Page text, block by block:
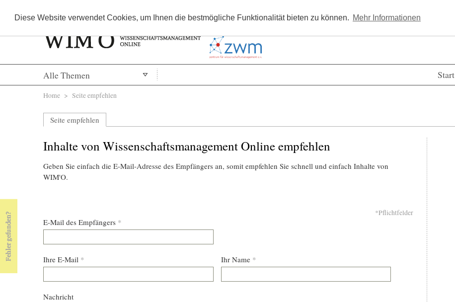
Diese Website verwendet Cookies, um Ihnen die bestmögliche Funktionalität bieten zu können. Mehr Informationen
Kostenlos registrieren
Alle Themen Start
Sie sind hier
Home > Seite empfehlen
Seite empfehlen
Inhalte von Wissenschaftsmanagement Online empfehlen
Geben Sie einfach die E-Mail-Adresse des Empfängers an, somit empfehlen Sie schnell und einfach Inhalte von
WIM'O.
*Pflichtfelder
E-Mail des Empfängers *
Ihre E-Mail * Ihr Name *
Nachricht